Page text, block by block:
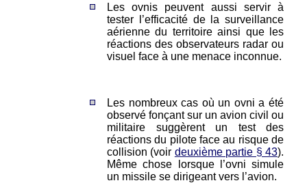
Les ovnis peuvent aussi servir à
tester l’efficacité de la surveillance
aérienne du territoire ainsi que les
réactions des observateurs radar ou
visuel face à une menace inconnue.
Les nombreux cas où un ovni a été
observé fonçant sur un avion civil ou
militaire suggèrent un test des
réactions du pilote face au risque de
collision (voir deuxième partie § 43).
Même chose lorsque l’ovni simule
un missile se dirigeant vers l’avion.